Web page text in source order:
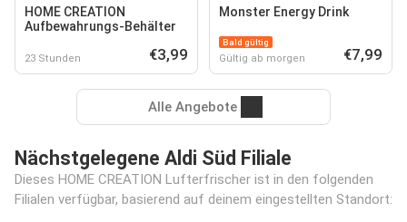
HOME CREATION
Aufbewahrungs-Behälter
23 Stunden €3,99
Monster Energy Drink
Bald gültig
Gültig ab morgen €7,99
Alle Angebote
Nächstgelegene Aldi Süd Filiale
Dieses HOME CREATION Lufterfrischer ist in den folgenden
Filialen verfügbar, basierend auf deinem eingestellten Standort: